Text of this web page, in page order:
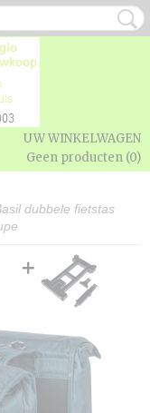
UW WINKELWAGEN
Geen producten (0)
dubbele fietstas